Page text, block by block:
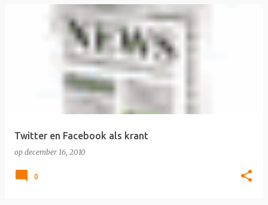
Twitter en Facebook als krant
op december 16, 2010
0